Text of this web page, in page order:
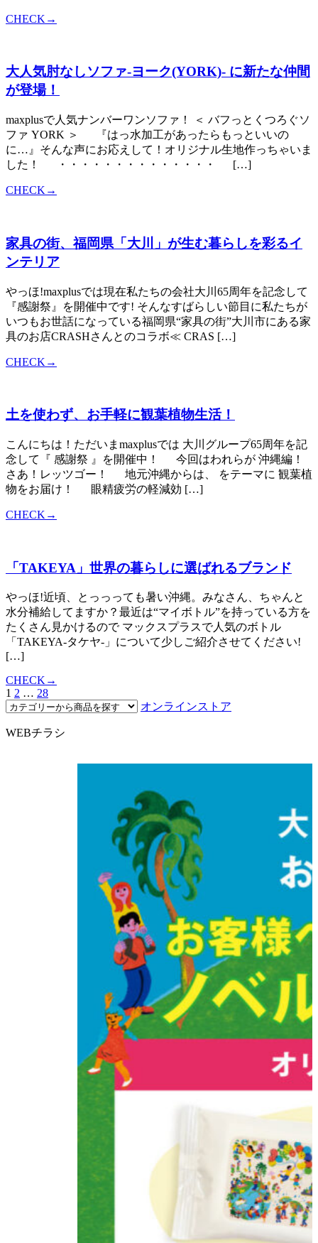
CHECK→
大人気肘なしソファ-ヨーク(YORK)- に新たな仲間
が登場！
maxplusで人気ナンバーワンソファ！ ＜ バフっとくつろぐソ
ファ YORK ＞ 『はっ水加工があったらもっといいの
に…』そんな声にお応えして！オリジナル生地作っちゃいま
した！ ・・・・・・・・・・・・・・ […]
CHECK→
家具の街、福岡県「大川」が生む暮らしを彩るイ
ンテリア
やっほ!maxplusでは現在私たちの会社大川65周年を記念して
『感謝祭』を開催中です! そんなすばらしい節目に私たちが
いつもお世話になっている福岡県“家具の街”大川市にある家
具のお店CRASHさんとのコラボ≪ CRAS […]
CHECK→
土を使わず、お手軽に観葉植物生活！
こんにちは！ただいまmaxplusでは 大川グループ65周年を記
念して『 感謝祭 』を開催中！ 今回はわれらが 沖縄編！
さあ！レッツゴー！ 地元沖縄からは、 をテーマに 観葉植
物をお届け！ 眼精疲労の軽減効 […]
CHECK→
「TAKEYA」世界の暮らしに選ばれるブランド
やっほ!近頃、とっっっても暑い沖縄。みなさん、ちゃんと
水分補給してますか？最近は“マイボトル”を持っている方を
たくさん見かけるので マックスプラスで人気のボトル
「TAKEYA-タケヤ-」について少しご紹介させてください!
[…]
CHECK→
1 2 … 28
オンラインストア
WEBチラシ